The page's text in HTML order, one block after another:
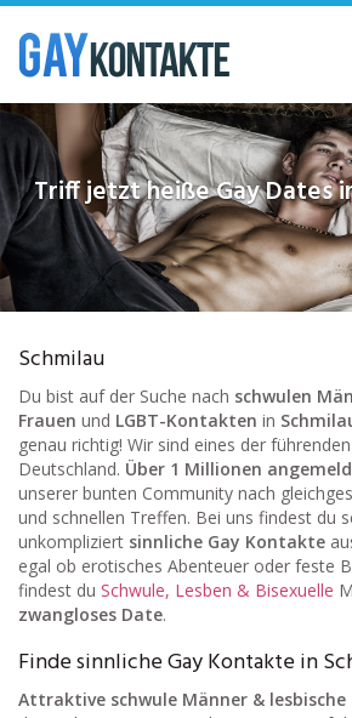
Skip
main
content
Triff jetzt heiße Gay Dates
Schmilau
Du bist auf der Suche nach schwulen
Frauen und LGBT-Kontakten in
genau richtig! Wir sind eines der
Deutschland. Über 1 Millionen
unserer bunten Community nach
und schnellen Treffen. Bei uns findest du
unkompliziert sinnliche Gay Kontakte
egal ob erotisches Abenteuer oder feste
findest du Schwule, Lesben & Bisexuelle
zwangloses Date.
Finde sinnliche Gay Kontakte in
Attraktive schwule Männer & lesbische